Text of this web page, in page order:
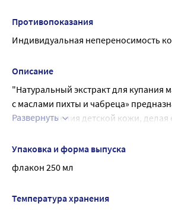
Противопоказания
Индивидуальная непереносимость
Описание
"Натуральный экстракт для купания
с маслами пихты и чабреца»
восстановления детской кожи,
чабреца успокаивают, способствуют
Рекомендуется использовать как
содержит красителей.
Развернуть
Упаковка и форма выпуска
флакон 250 мл
Температура хранения